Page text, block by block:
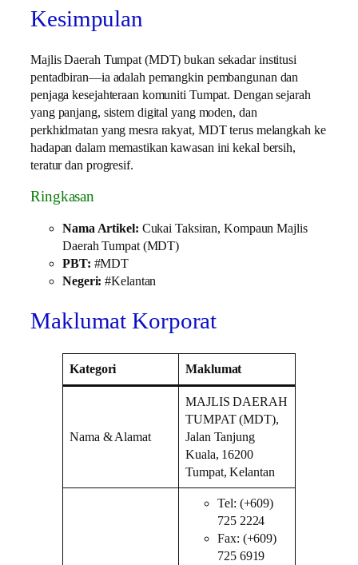
Kesimpulan
Majlis Daerah Tumpat (MDT) bukan sekadar institusi
pentadbiran—ia adalah pemangkin pembangunan dan
penjaga kesejahteraan komuniti Tumpat. Dengan sejarah
yang panjang, sistem digital yang moden, dan
perkhidmatan yang mesra rakyat, MDT terus melangkah ke
hadapan dalam memastikan kawasan ini kekal bersih,
teratur dan progresif.
Ringkasan
Nama Artikel: Cukai Taksiran, Kompaun Majlis
Daerah Tumpat (MDT)
PBT: #MDT
Negeri: #Kelantan
Maklumat Korporat
Kategori Maklumat
Nama & Alamat
MAJLIS DAERAH
TUMPAT (MDT),
Jalan Tanjung
Kuala, 16200
Tumpat, Kelantan
Tel: (+609)
725 2224
Fax: (+609)
725 6919